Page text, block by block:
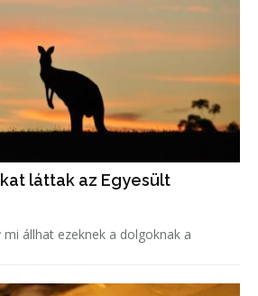
láttak az Egyesült
állhat ezeknek a dolgoknak a